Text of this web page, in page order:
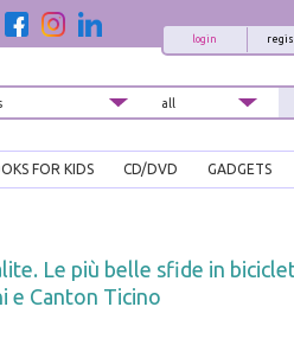
login
FOR KIDS CD/DVD GADGETS
Le più belle sfide in
e Canton Ticino